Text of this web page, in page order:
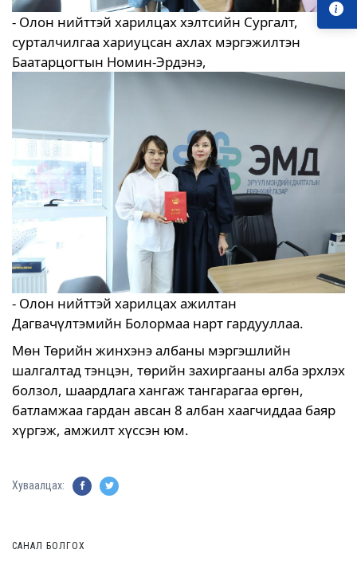
- Олон нийттэй харилцах хэлтсийн Сургалт,
сурталчилгаа хариуцсан ахлах мэргэжилтэн
Баатарцогтын Номин-Эрдэнэ,
- Олон нийттэй харилцах ажилтан
Дагвачүлтэмийн Болормаа нарт гардууллаа.
Мөн Төрийн жинхэнэ албаны мэргэшлийн
шалгалтад тэнцэн, төрийн захиргааны алба эрхлэх
болзол, шаардлага хангаж тангарагаа өргөн,
батламжаа гардан авсан 8 албан хаагчиддаа баяр
хүргэж, амжилт хүссэн юм.
Хуваалцах:
САНАЛ БОЛГОХ